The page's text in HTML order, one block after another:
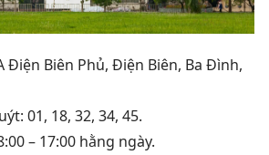
Điện Biên Phủ, Điện Biên, Ba Đình,
01, 18, 32, 34, 45.
– 17:00 hằng ngày.